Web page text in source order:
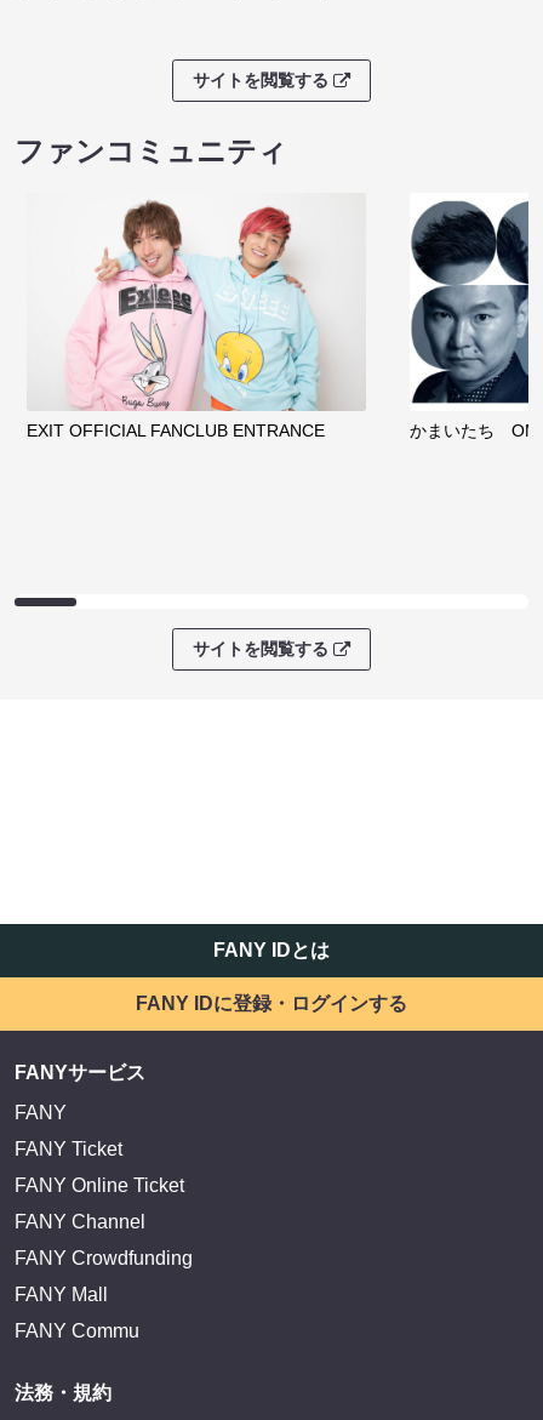
サイトを閲覧する
ファンコミュニティ
EXIT OFFICIAL FANCLUB ENTRANCE かまいたち
サイトを閲覧する
FANY IDとは
FANY IDに登録・ログインする
FANYサービス
FANY
FANY Ticket
FANY Online Ticket
FANY Channel
FANY Crowdfunding
FANY Mall
FANY Commu
法務・規約